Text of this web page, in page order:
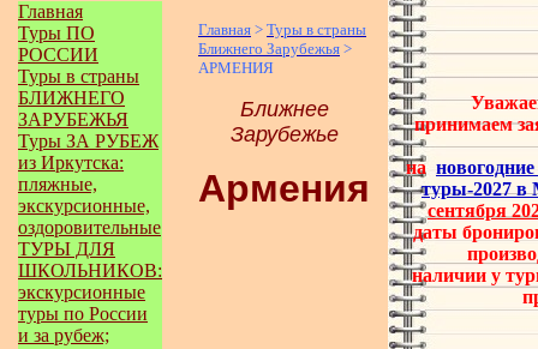
Главная
Туры ПО
РОССИИ
Туры в страны
БЛИЖНЕГО
ЗАРУБЕЖЬЯ
Туры ЗА РУБЕЖ
из Иркутска:
пляжные,
экскурсионные,
оздоровительные
ТУРЫ ДЛЯ
ШКОЛЬНИКОВ:
экскурсионные
туры по России
и за рубеж;
Главная > Туры в страны
Ближнего Зарубежья >
АРМЕНИЯ
Ближнее
Зарубежье
Армения
принимаем
на новогодние
туры-2027
сентября
даты
наличии у